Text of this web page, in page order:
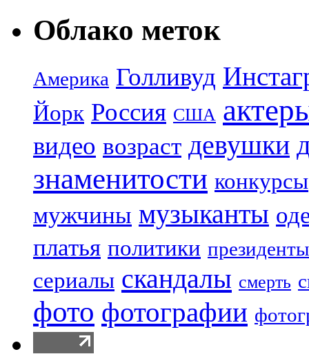
Облако меток
Америка Голливуд
Йорк Россия США
видео возраст девушки
знаменитости конкурсы
мужчины музыканты
платья политики президенты
сериалы скандалы смерть
фото фотографии